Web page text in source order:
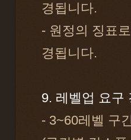
경됩니다.
- 원정의 징표
경됩니다.
9. 레벨업 요구
- 3~60레벨 구